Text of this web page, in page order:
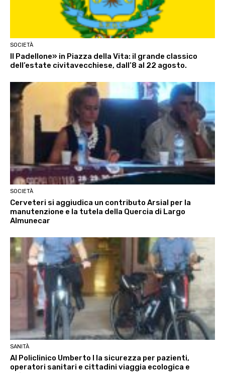
SOCIETÀ
Il Padellone» in Piazza della Vita: il grande classico
dell’estate civitavecchiese, dall’8 al 22 agosto.
SOCIETÀ
Cerveteri si aggiudica un contributo Arsial per la
manutenzione e la tutela della Quercia di Largo
Almunecar
SANITÀ
Al Policlinico Umberto I la sicurezza per pazienti,
operatori sanitari e cittadini viaggia ecologica e